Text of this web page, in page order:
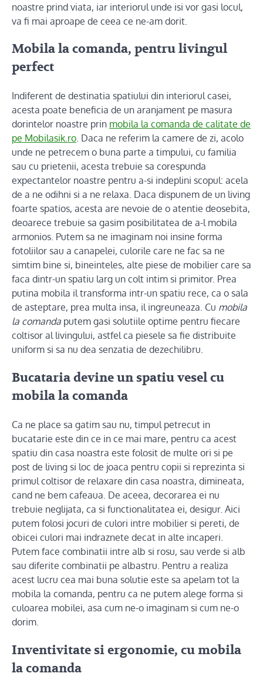
noastre prind viata, iar interiorul unde isi vor gasi locul,
va fi mai aproape de ceea ce ne-am dorit.
Mobila la comanda, pentru livingul
perfect
Indiferent de destinatia spatiului din interiorul casei,
acesta poate beneficia de un aranjament pe masura
dorintelor noastre prin mobila la comanda de calitate de
pe Mobilasik.ro. Daca ne referim la camere de zi, acolo
unde ne petrecem o buna parte a timpului, cu familia
sau cu prietenii, acesta trebuie sa corespunda
expectantelor noastre pentru a-si indeplini scopul: acela
de a ne odihni si a ne relaxa. Daca dispunem de un living
foarte spatios, acesta are nevoie de o atentie deosebita,
deoarece trebuie sa gasim posibilitatea de a-l mobila
armonios. Putem sa ne imaginam noi insine forma
fotoliilor sau a canapelei, culorile care ne fac sa ne
simtim bine si, bineinteles, alte piese de mobilier care sa
faca dintr-un spatiu larg un colt intim si primitor. Prea
putina mobila il transforma intr-un spatiu rece, ca o sala
de asteptare, prea multa insa, il ingreuneaza. Cu mobila
la comanda putem gasi solutiile optime pentru fiecare
coltisor al livingului, astfel ca piesele sa fie distribuite
uniform si sa nu dea senzatia de dezechilibru.
Bucataria devine un spatiu vesel cu
mobila la comanda
Ca ne place sa gatim sau nu, timpul petrecut in
bucatarie este din ce in ce mai mare, pentru ca acest
spatiu din casa noastra este folosit de multe ori si pe
post de living si loc de joaca pentru copii si reprezinta si
primul coltisor de relaxare din casa noastra, dimineata,
cand ne bem cafeaua. De aceea, decorarea ei nu
trebuie neglijata, ca si functionalitatea ei, desigur. Aici
putem folosi jocuri de culori intre mobilier si pereti, de
obicei culori mai indraznete decat in alte incaperi.
Putem face combinatii intre alb si rosu, sau verde si alb
sau diferite combinatii pe albastru. Pentru a realiza
acest lucru cea mai buna solutie este sa apelam tot la
mobila la comanda, pentru ca ne putem alege forma si
culoarea mobilei, asa cum ne-o imaginam si cum ne-o
dorim.
Inventivitate si ergonomie, cu mobila
la comanda